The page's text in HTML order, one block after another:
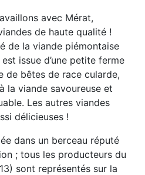
avec Mérat,
de haute qualité !
de la viande piémontaise
issue d’une petite ferme
de bêtes de race cularde,
la viande savoureuse et
Les autres viandes
délicieuses !
dans un berceau réputé
; tous les producteurs du
sont représentés sur la